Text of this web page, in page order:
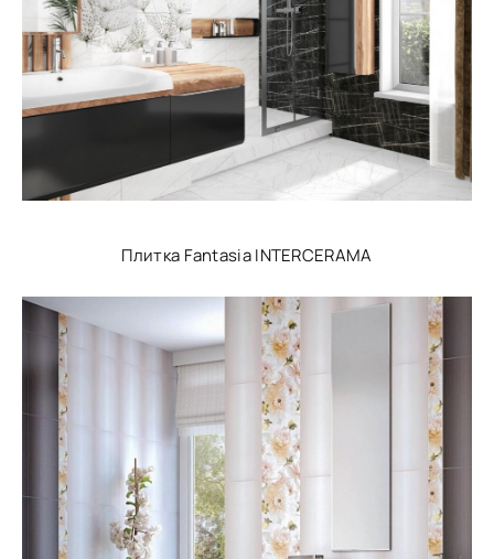
Плитка Fantasia INTERCERAMA